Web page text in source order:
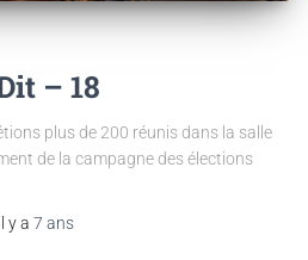
– 18
plus de 200 réunis dans la salle
de la campagne des élections
, il y a 7 ans